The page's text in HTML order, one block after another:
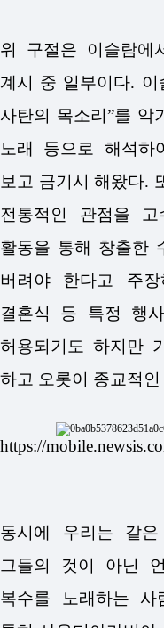
위 구절은 이슬람에
계시 중 일부이다. 이
사탄의 목소리”를 악
노래 등으로 해석
보고 금기시 해왔다.
전통적인 관점을
활동을 통해 창출한
버려야 한다고 주
결혼식 등 특정 행
허용되기도 하지만
하고 오롯이 종교적
https://
동시에 우리는 같
그들의 것이 아닌
복수를 노래하는 사